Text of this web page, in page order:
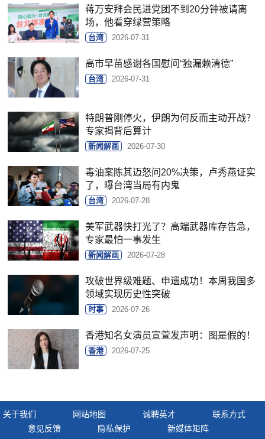
蒋万安拜会民进党团不到20分钟被请离
场，他看穿绿营策略
台湾 2026-07-31
高市早苗感谢各国慰问“独漏赖清德”
台湾 2026-07-31
特朗普刚停火，伊朗为何反而主动开战？
专家揭背后算计
新闻解画 2026-07-30
毒油案陈其迈怒问20%决策，卢秀燕证实
了，曝台湾当局有内鬼
台湾 2026-07-28
美军武器快打光了？高端武器库存告急，
专家最怕一事发生
新闻解画 2026-07-28
攻破世界级难题、申遗成功！本周我国多
领域实现历史性突破
时事 2026-07-26
香港知名女演员宣萱发声明：图是假的！
香港 2026-07-25
关于我们 网站地图 诚聘英才
联系方式
意见反馈
隐私保护 新媒体矩阵